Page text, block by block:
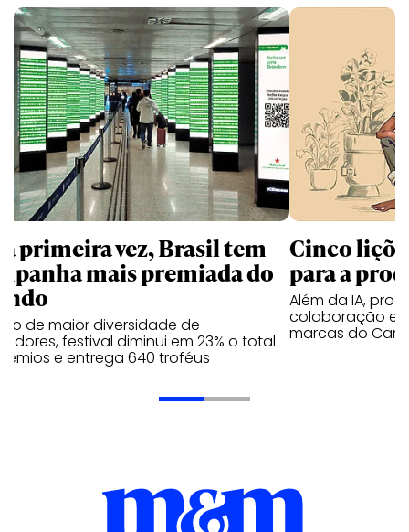
primeira vez, Brasil tem
mais premiada do
de maior diversidade de
festival diminui em 23% o total
e entrega 640 troféus
Cinco
para a
Além da IA,
colaboração e
marcas do